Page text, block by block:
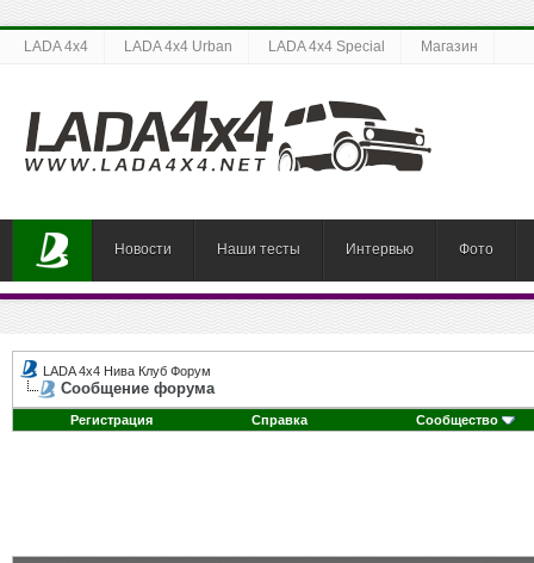
LADA 4x4 LADA 4x4 Urban LADA 4x4 Special Магазин
Новости Наши тесты Интервью Фото
LADA 4x4 Нива Клуб Форум
Сообщение форума
Регистрация Справка Сообщество